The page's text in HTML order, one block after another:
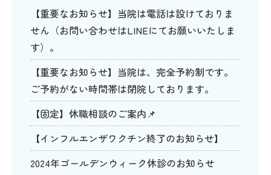
【重要なお知らせ】当院は電話は設けておりま
せん（お問い合わせはLINEにてお願いいたしま
す）。
【重要なお知らせ】当院は、完全予約制です。
ご予約がない時間帯は閉院しております。
【固定】休職相談のご案内📌
【インフルエンザワクチン終了のお知らせ】
2024年ゴールデンウィーク休診のお知らせ